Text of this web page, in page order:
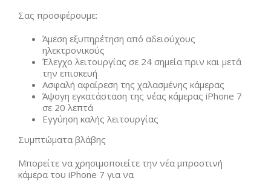
Σας προσφέρουμε:
Άμεση εξυπηρέτηση από αδειούχους
ηλεκτρονικούς
Έλεγχο λειτουργίας σε 24 σημεία πριν και μετά
την επισκευή
Ασφαλή αφαίρεση της χαλασμένης κάμερας
Άψογη εγκατάσταση της νέας κάμερας iPhone 7
σε 20 λεπτά
Εγγύηση καλής λειτουργίας
Συμπτώματα βλάβης
Μπορείτε να χρησιμοποιείτε την νέα μπροστινή
κάμερα του iPhone 7 για να